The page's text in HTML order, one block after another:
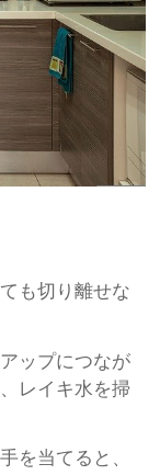
も切り離せな
ップにつなが
レイキ水を掃
を当てると、